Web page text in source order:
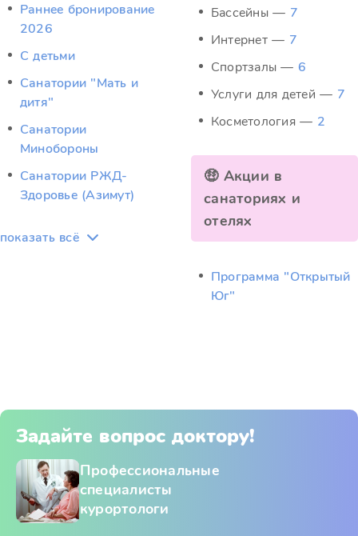
Раннее бронирование
2026
С детьми
Санатории "Мать и
дитя"
Санатории
Минобороны
Санатории РЖД-
Здоровье (Азимут)
показать всё
Бассейны — 7
Интернет — 7
Спортзалы — 6
Услуги для детей — 7
Косметология — 2
🤑 Акции в
санаториях и
отелях
Программа "Открытый
Юг"
Задайте вопрос доктору!
Профессиональные
специалисты
курортологи